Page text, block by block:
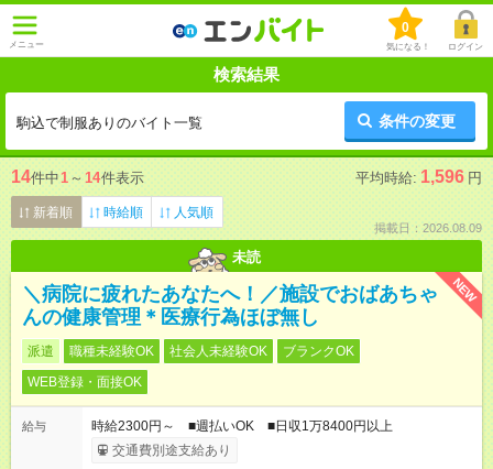
メニュー
0
気になる！ ログイン
検索結果
駒込で制服ありのバイト一覧 条件の変更
14件中1 ～ 14件表示 平均時給: 1,596 円
新着順 時給順 人気順
掲載日：2026.08.09
未読
NEW
＼病院に疲れたあなたへ！／施設でおばあちゃ
んの健康管理＊医療行為ほぼ無し
派遣 職種未経験OK 社会人未経験OK
ブランクOK
WEB登録・面接OK
給与
時給2300円～ ■週払いOK ■日収1万8400円以上
交通費別途支給あり